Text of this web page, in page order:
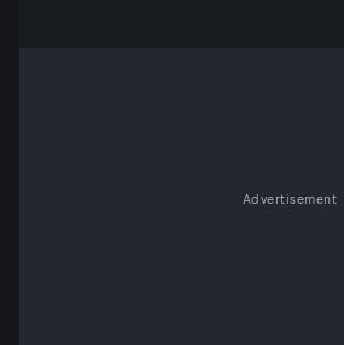
Advertisement